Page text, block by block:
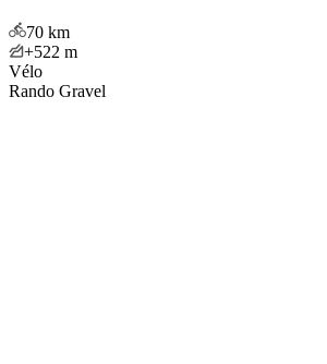
70 km
+522 m
Vélo
Rando Gravel